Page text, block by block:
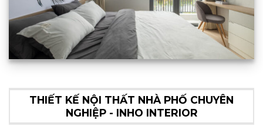
THIẾT KẾ NỘI THẤT NHÀ PHỐ CHUYÊN
NGHIỆP - INHO INTERIOR